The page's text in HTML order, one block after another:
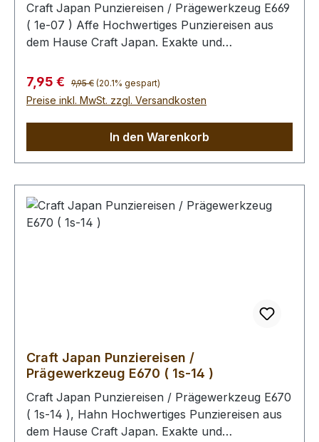
Craft Japan Punziereisen / Prägewerkzeug E669
( 1e-07 ) Affe Hochwertiges Punziereisen aus
dem Hause Craft Japan. Exakte und
Punziereisen aus. Abmessungen: Breite: 14 mm,
Länge: 16 mm Zum Punzieren des Leders bitte
die Oberfläche mit einem Schwamm und
muss saugfähig sein). Im Anschluss kann das
Leder gefärbt werden. Unabhängig davon, ob
abschliessend die Oberfläche mit unserem Leder
- Pflege - Finish zu behandeln (Oberfläche wird
schmutz- und wasserabweisend). Bitte benutzen
Verkaufspreis:
7,95 € Regulärer Preis:
9,95 € (20.1% gespart)
Preise inkl. MwSt. zzgl. Versandkosten
In den Warenkorb
Craft Japan Punziereisen /
Prägewerkzeug E670 ( 1s-14 )
Craft Japan Punziereisen / Prägewerkzeug E670
( 1s-14 ), Hahn Hochwertiges Punziereisen aus
dem Hause Craft Japan. Exakte und